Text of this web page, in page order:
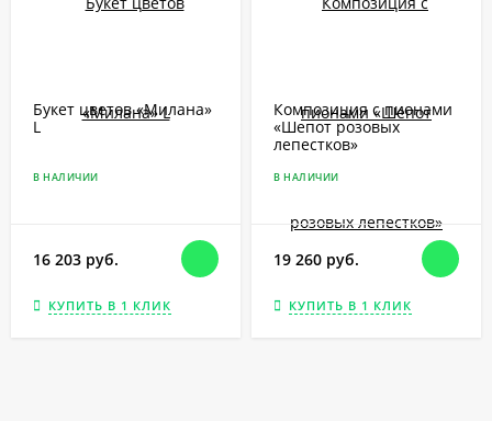
Букет цветов «Милана»
L
В НАЛИЧИИ
16 203 руб.
КУПИТЬ В 1 КЛИК
Композиция с пионами
«Шепот розовых
лепестков»
В НАЛИЧИИ
19 260 руб.
КУПИТЬ В 1 КЛИК